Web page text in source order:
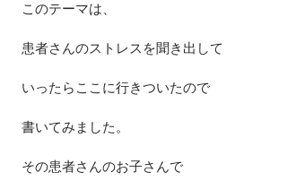
このテーマは、
患者さんのストレスを聞き出して
いったらここに行きついたので
書いてみました。
その患者さんのお子さんで